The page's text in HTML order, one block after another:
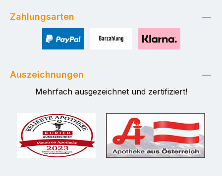
Zahlungsarten
Auszeichnungen
Mehrfach ausgezeichnet und zertifiziert!